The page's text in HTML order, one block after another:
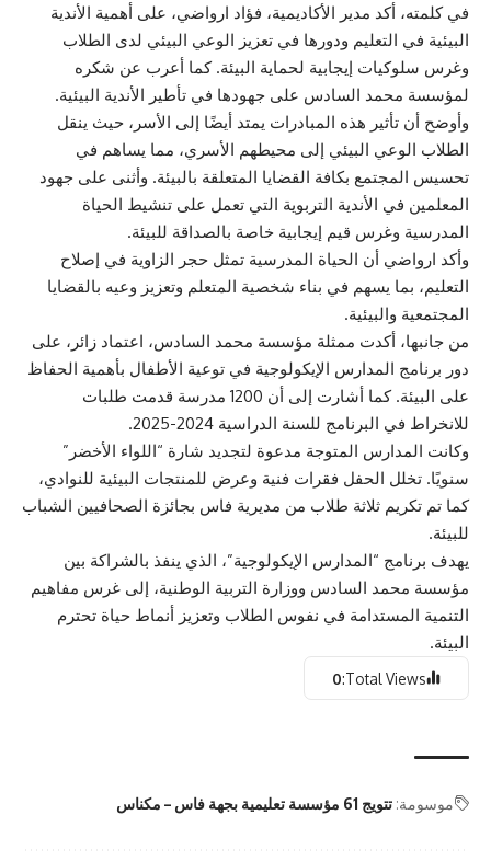
في كلمته، أكد مدير الأكاديمية، فؤاد ارواضي، على أهمية الأندية
البيئية في التعليم ودورها في تعزيز الوعي البيئي لدى الطلاب
وغرس سلوكيات إيجابية لحماية البيئة. كما أعرب عن شكره
لمؤسسة محمد السادس على جهودها في تأطير الأندية البيئية.
وأوضح أن تأثير هذه المبادرات يمتد أيضًا إلى الأسر، حيث ينقل
الطلاب الوعي البيئي إلى محيطهم الأسري، مما يساهم في
تحسيس المجتمع بكافة القضايا المتعلقة بالبيئة. وأثنى على جهود
المعلمين في الأندية التربوية التي تعمل على تنشيط الحياة
المدرسية وغرس قيم إيجابية خاصة بالصداقة للبيئة.
وأكد ارواضي أن الحياة المدرسية تمثل حجر الزاوية في إصلاح
التعليم، بما يسهم في بناء شخصية المتعلم وتعزيز وعيه بالقضايا
المجتمعية والبيئية.
من جانبها، أكدت ممثلة مؤسسة محمد السادس، اعتماد زائر، على
دور برنامج المدارس الإيكولوجية في توعية الأطفال بأهمية الحفاظ
على البيئة. كما أشارت إلى أن 1200 مدرسة قدمت طلبات
للانخراط في البرنامج للسنة الدراسية 2024-2025.
وكانت المدارس المتوجة مدعوة لتجديد شارة “اللواء الأخضر”
سنويًا. تخلل الحفل فقرات فنية وعرض للمنتجات البيئية للنوادي،
كما تم تكريم ثلاثة طلاب من مديرية فاس بجائزة الصحافيين الشباب
للبيئة.
يهدف برنامج “المدارس الإيكولوجية”، الذي ينفذ بالشراكة بين
مؤسسة محمد السادس ووزارة التربية الوطنية، إلى غرس مفاهيم
التنمية المستدامة في نفوس الطلاب وتعزيز أنماط حياة تحترم
البيئة.
Total Views:
0
موسومة: تتويج 61 مؤسسة تعليمية بجهة فاس – مكناس